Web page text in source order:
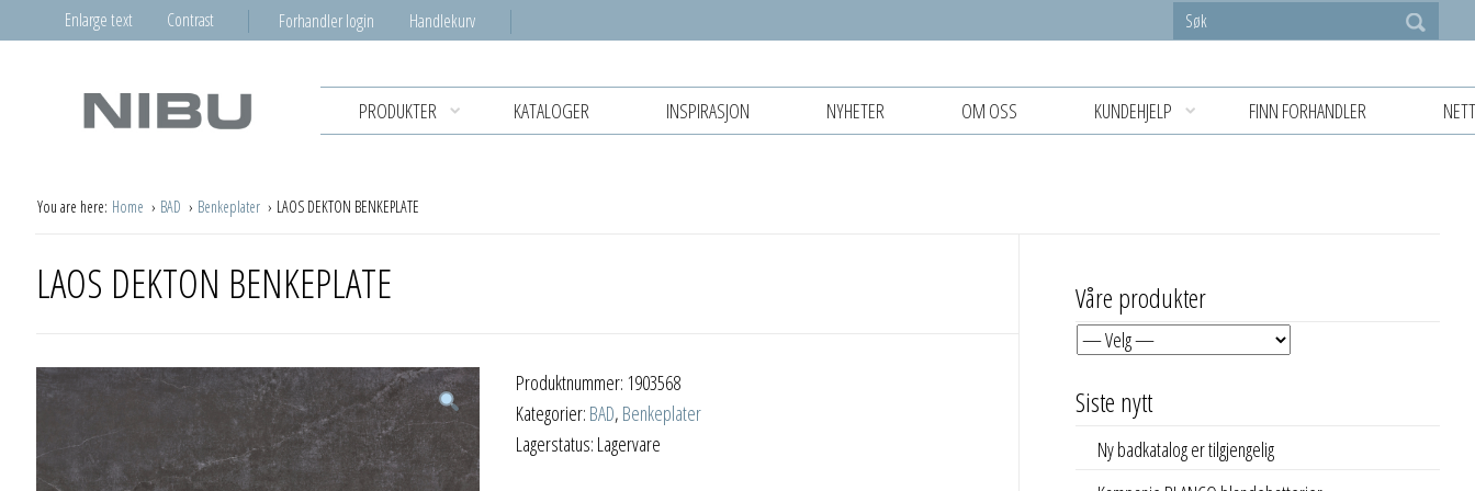
Enlarge text Contrast Forhandler login Handlekurv
PRODUKTER KATALOGER INSPIRASJON NYHETER OM OSS KUNDEHJELP FINN FORHANDLER
You are here: Home BAD Benkeplater LAOS DEKTON BENKEPLATE
LAOS DEKTON BENKEPLATE
Produktnummer: 1903568
Kategorier: BAD, Benkeplater
Lagerstatus: Lagervare
Våre produkter
Siste nytt
Ny badkatalog er tilgjengelig